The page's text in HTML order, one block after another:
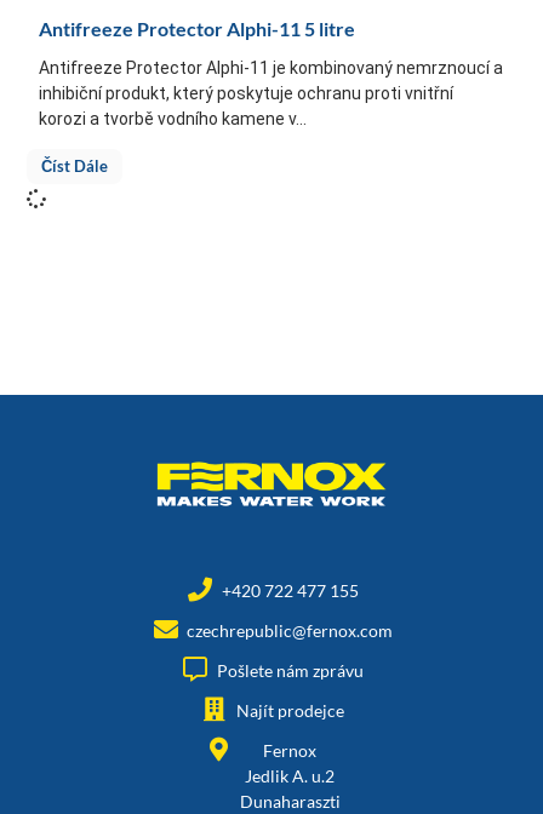
Antifreeze Protector Alphi-11 5 litre
Antifreeze Protector Alphi-11 je kombinovaný nemrznoucí a
inhibiční produkt, který poskytuje ochranu proti vnitřní
korozi a tvorbě vodního kamene v...
Číst Dále
+420 722 477 155
czechrepublic@fernox.com
Pošlete nám zprávu
Najít prodejce
Fernox
Jedlik A. u.2
Dunaharaszti